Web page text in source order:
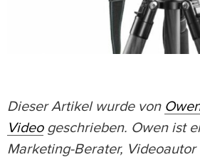
Dieser Artikel wurde von
Videogeschrieben. Owen ist
Marketing-Berater, Videoautor